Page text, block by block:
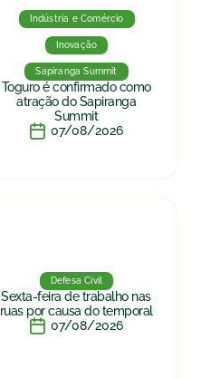
Indústria e Comércio
Inovação
Sapiranga Summit
Toguro é confirmado como
atração do Sapiranga
Summit
07/08/2026
Defesa Civil
Sexta-feira de trabalho nas
ruas por causa do temporal
07/08/2026